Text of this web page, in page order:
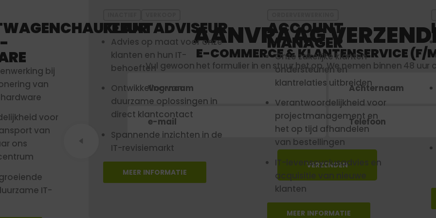
AANVRAAG
E-COMMERCE & KLANTENSERVICE (F/
Vul gewoon het formulier in en stuur het op. We nemen binnen 48
VERZENDEN
bij
van
voor
van
ons
IT-
KLANTADVISEUR
Advies op maat voor onze
klanten en hun IT-
behoeften
Ontwikkeling van
duurzame oplossingen in
direct klantcontact
Spannende inzichten in de
IT-revisiemarkt
MEER INFORMATIE
ACCOUNT
MANAGER
Onze zakelijke klanten
ondersteunen en
klantrelaties uitbreiden
Verantwoordelijkheid voor
projectmanagement en
het op tijd afhandelen
van bestellingen
IT-levenscyclusadvies en
acquisitie van nieuwe
klanten
MEER INFORMATIE